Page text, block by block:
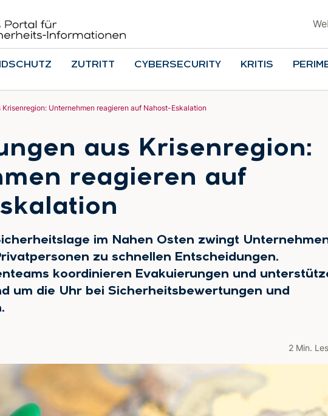
ZUTRITT CYBERSECURITY KRITIS
Krisenregion: Unternehmen reagieren auf Nahost-Eskalation
aus Krisenregion:
reagieren auf
im Nahen Osten zwingt
zu schnellen Entscheidungen.
koordinieren Evakuierungen und
um die Uhr bei Sicherheitsbewertungen und
2 Min.